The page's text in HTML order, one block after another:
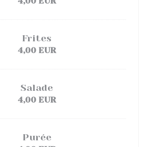
Frites
4,00 EUR
Salade
4,00 EUR
Purée